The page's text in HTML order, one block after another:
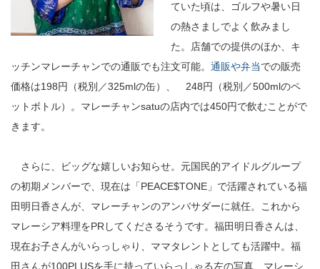
ていた頃は、ゴルフや暑い日
の熱さましでよく飲みまし
た。店舗での提供のほか、キ
ッチンマレーチャンでの通販でも注文可能。 通販や弁当での販売
価格は198円（税別／325mlの缶）、 248円（税別／500mlのペ
ットボトル）。マレーチャンsatuの店内では450円で飲むことがで
きます。
さらに、ビッグな嬉しいお知らせ。元国民的アイドルグループ
の初期メンバーで、現在は「PEACE$TONE」で活躍されている福
田明日香さんが、マレーチャンのアンバサダーに就任。これから
マレーシア料理をPRしてくださるそうです。福田明日香さんは、
現在お子さんがいらっしゃり、ママタレントとしても活躍中。福
田さんが100PLUSを手に持っていらっしゃる左の写真、マレーシ